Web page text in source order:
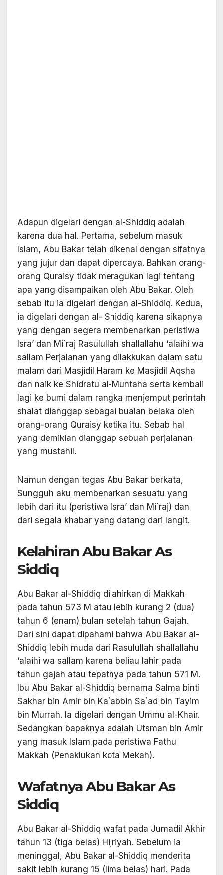
Adapun digelari dengan al-Shiddiq adalah
karena dua hal. Pertama, sebelum masuk
Islam, Abu Bakar telah dikenal dengan sifatnya
yang jujur dan dapat dipercaya. Bahkan orang-
orang Quraisy tidak meragukan lagi tentang
apa yang disampaikan oleh Abu Bakar. Oleh
sebab itu ia digelari dengan al-Shiddiq. Kedua,
ia digelari dengan al- Shiddiq karena sikapnya
yang dengan segera membenarkan peristiwa
Isra’ dan Mi`raj Rasulullah shallallahu ‘alaihi wa
sallam Perjalanan yang dilakkukan dalam satu
malam dari Masjidil Haram ke Masjidil Aqsha
dan naik ke Shidratu al-Muntaha serta kembali
lagi ke bumi dalam rangka menjemput perintah
shalat dianggap sebagai bualan belaka oleh
orang-orang Quraisy ketika itu. Sebab hal
yang demikian dianggap sebuah perjalanan
yang mustahil.
Namun dengan tegas Abu Bakar berkata,
Sungguh aku membenarkan sesuatu yang
lebih dari itu (peristiwa Isra’ dan Mi`raj) dan
dari segala khabar yang datang dari langit.
Kelahiran Abu Bakar As
Siddiq
Abu Bakar al-Shiddiq dilahirkan di Makkah
pada tahun 573 M atau lebih kurang 2 (dua)
tahun 6 (enam) bulan setelah tahun Gajah.
Dari sini dapat dipahami bahwa Abu Bakar al-
Shiddiq lebih muda dari Rasulullah shallallahu
‘alaihi wa sallam karena beliau lahir pada
tahun gajah atau tepatnya pada tahun 571 M.
Ibu Abu Bakar al-Shiddiq bernama Salma binti
Sakhar bin Amir bin Ka`abbin Sa`ad bin Tayim
bin Murrah. Ia digelari dengan Ummu al-Khair.
Sedangkan bapaknya adalah Utsman bin Amir
yang masuk Islam pada peristiwa Fathu
Makkah (Penaklukan kota Mekah).
Wafatnya Abu Bakar As
Siddiq
Abu Bakar al-Shiddiq wafat pada Jumadil Akhir
tahun 13 (tiga belas) Hijriyah. Sebelum ia
meninggal, Abu Bakar al-Shiddiq menderita
sakit lebih kurang 15 (lima belas) hari. Pada